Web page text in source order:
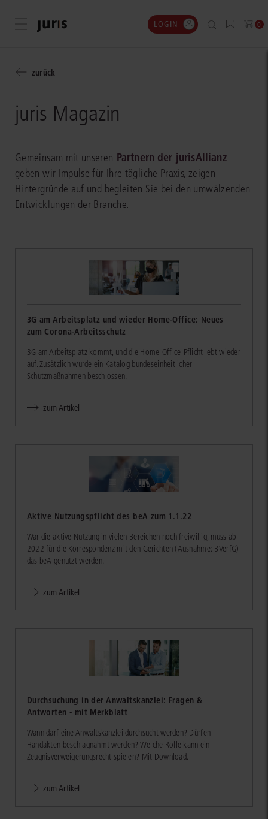
Menü öffnen LOGIN 0
zurück
juris Magazin
Gemeinsam mit unseren Partnern der jurisAllianz
geben wir Impulse für Ihre tägliche Praxis, zeigen
Hintergründe auf und begleiten Sie bei den umwälzenden
Entwicklungen der Branche.
3G am Arbeitsplatz und wieder Home-Office: Neues
zum Corona-Arbeitsschutz
3G am Arbeitsplatz kommt, und die Home-Office-Pflicht lebt wieder
auf. Zusätzlich wurde ein Katalog bundeseinheitlicher
Schutzmaßnahmen beschlossen.
zum Artikel
Aktive Nutzungspflicht des beA zum 1.1.22
War die aktive Nutzung in vielen Bereichen noch freiwillig, muss ab
2022 für die Korrespondenz mit den Gerichten (Ausnahme: BVerfG)
das beA genutzt werden.
zum Artikel
Durchsuchung in der Anwaltskanzlei: Fragen &
Antworten - mit Merkblatt
Wann darf eine Anwaltskanzlei durchsucht werden? Dürfen
Handakten beschlagnahmt werden? Welche Rolle kann ein
Zeugnisverweigerungsrecht spielen? Mit Download.
zum Artikel